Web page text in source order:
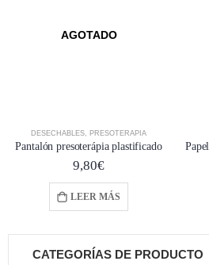
AGOTADO
DESECHABLES, PRESOTERAPIA
Pantalón presoterápia plastificado
9,80€
LEER MÁS
CATEGORÍAS DE PRODUCTO